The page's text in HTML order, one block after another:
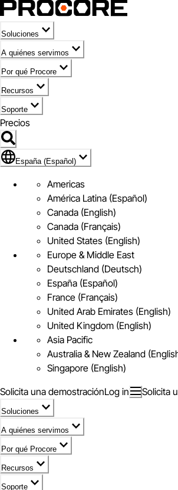
Soluciones
A quiénes servimos
Por qué Procore
Recursos
Soporte
Precios
Icono de marca de España (Español)
España (Español)
Americas
América Latina (Español)
Canada (English)
Canada (Français)
United States (English)
Europe & Middle East
Deutschland (Deutsch)
España (Español)
France (Français)
United Arab Emirates (English)
United Kingdom (English)
Asia Pacific
Australia & New Zealand
Singapore (English)
Solicita una demostraciónLog in Solicita
Soluciones
A quiénes servimos
Por qué Procore
Recursos
Soporte